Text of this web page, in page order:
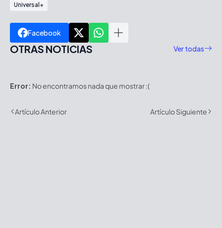
Universal+
Facebook
OTRAS NOTICIAS Ver todas
Error: No encontramos nada que mostrar :(
Artículo Anterior Artículo Siguiente